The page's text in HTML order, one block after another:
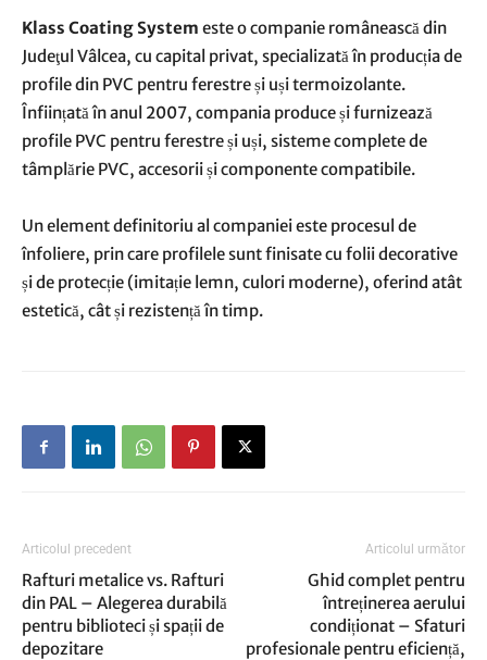
Klass Coating System este o companie românească din
Judeţul Vâlcea, cu capital privat, specializată în producția de
profile din PVC pentru ferestre și uși termoizolante.
Înființată în anul 2007, compania produce și furnizează
profile PVC pentru ferestre și uși, sisteme complete de
tâmplărie PVC, accesorii și componente compatibile.
Un element definitoriu al companiei este procesul de
înfoliere, prin care profilele sunt finisate cu folii decorative
și de protecție (imitație lemn, culori moderne), oferind atât
estetică, cât și rezistență în timp.
Articolul precedent
Rafturi metalice vs. Rafturi
din PAL – Alegerea durabilă
pentru biblioteci și spații de
depozitare
Articolul următor
Ghid complet pentru
întreținerea aerului
condiționat – Sfaturi
profesionale pentru eficiență,